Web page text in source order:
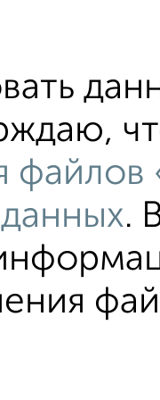
не
000 руб.
файлов
.